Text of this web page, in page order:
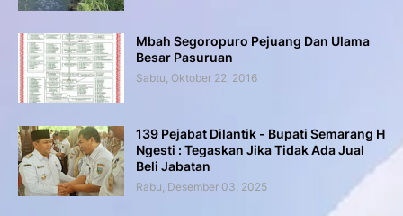
Mbah Segoropuro Pejuang Dan Ulama
Besar Pasuruan
Sabtu, Oktober 22, 2016
139 Pejabat Dilantik - Bupati Semarang H
Ngesti : Tegaskan Jika Tidak Ada Jual
Beli Jabatan
Rabu, Desember 03, 2025